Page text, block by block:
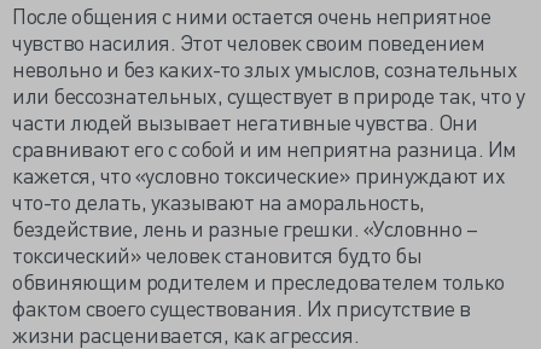
После общения с ними остается очень неприятное
чувство насилия. Этот человек своим поведением
невольно и без каких-то злых умыслов, сознательных
или бессознательных, существует в природе так, что у
части людей вызывает негативные чувства. Они
сравнивают его с собой и им неприятна разница. Им
кажется, что «условно токсические» принуждают их
что-то делать, указывают на аморальность,
бездействие, лень и разные грешки. «Условнно –
токсический» человек становится будто бы
обвиняющим родителем и преследователем только
фактом своего существования. Их присутствие в
жизни расценивается, как агрессия.